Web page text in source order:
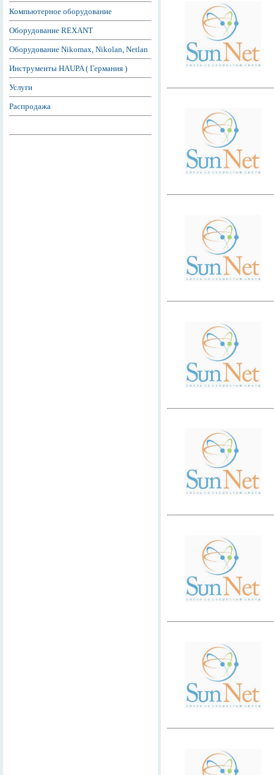
Компьютерное оборудование
Оборудование REXANT
Оборудование Nikomax, Nikolan, Netlan
Инструменты HAUPA ( Германия )
Услуги
Распродажа